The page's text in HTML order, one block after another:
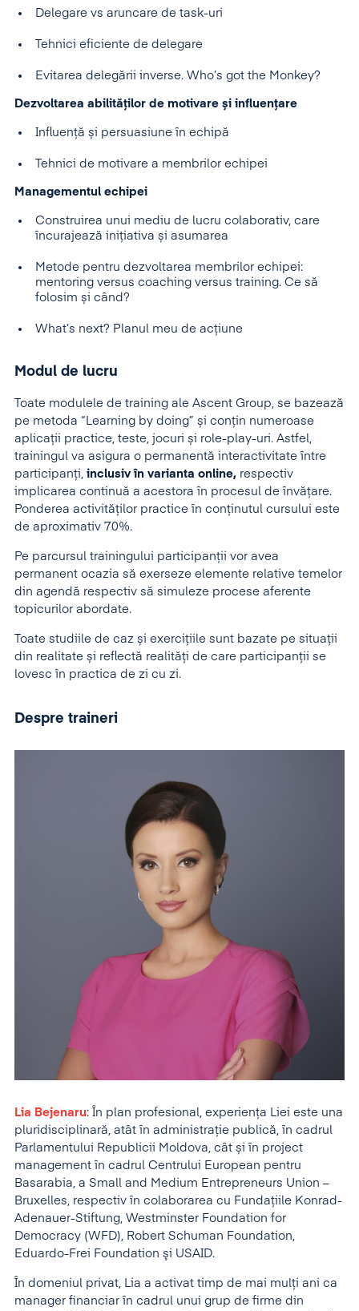
Delegare vs aruncare de task-uri
Tehnici eficiente de delegare
Evitarea delegării inverse. Who’s got the Monkey?
Dezvoltarea abilităților de motivare și influențare
Influență și persuasiune în echipă
Tehnici de motivare a membrilor echipei
Managementul echipei
Construirea unui mediu de lucru colaborativ, care
încurajează inițiativa și asumarea
Metode pentru dezvoltarea membrilor echipei:
mentoring versus coaching versus training. Ce să
folosim și când?
What’s next? Planul meu de acțiune
Modul de lucru
Toate modulele de training ale Ascent Group, se bazează
pe metoda “Learning by doing” și conțin numeroase
aplicații practice, teste, jocuri și role-play-uri. Astfel,
trainingul va asigura o permanentă interactivitate între
participanți, inclusiv în varianta online, respectiv
implicarea continuă a acestora în procesul de învățare.
Ponderea activităților practice în conținutul cursului este
de aproximativ 70%.
Pe parcursul trainingului participanţii vor avea
permanent ocazia să exerseze elemente relative temelor
din agendă respectiv să simuleze procese aferente
topicurilor abordate.
Toate studiile de caz și exercițiile sunt bazate pe situații
din realitate și reflectă realități de care participanții se
lovesc în practica de zi cu zi.
Despre traineri
Lia Bejenaru: În plan profesional, experiența Liei este una
pluridisciplinară, atât în administrație publică, în cadrul
Parlamentului Republicii Moldova, cât și în project
management în cadrul Centrului European pentru
Basarabia, a Small and Medium Entrepreneurs Union –
Bruxelles, respectiv în colaborarea cu Fundațiile Konrad-
Adenauer-Stiftung, Westminster Foundation for
Democracy (WFD), Robert Schuman Foundation,
Eduardo-Frei Foundation şi USAID.
În domeniul privat, Lia a activat timp de mai mulți ani ca
manager financiar în cadrul unui grup de firme din